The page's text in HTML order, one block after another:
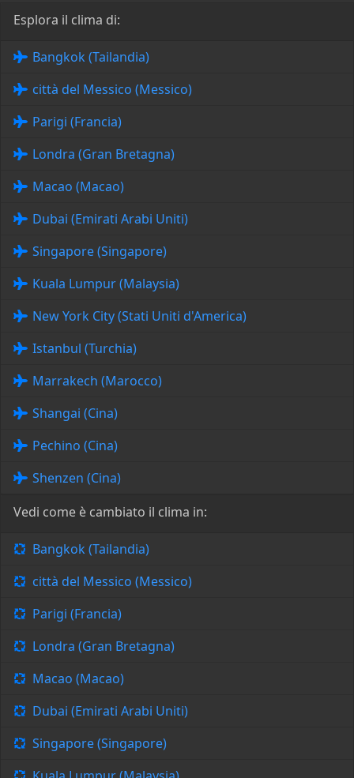
Esplora il clima di:
Bangkok (Tailandia)
città del Messico (Messico)
Parigi (Francia)
Londra (Gran Bretagna)
Macao (Macao)
Dubai (Emirati Arabi Uniti)
Singapore (Singapore)
Kuala Lumpur (Malaysia)
New York City (Stati Uniti d'America)
Istanbul (Turchia)
Marrakech (Marocco)
Shangai (Cina)
Pechino (Cina)
Shenzen (Cina)
Vedi come è cambiato il clima in:
Bangkok (Tailandia)
città del Messico (Messico)
Parigi (Francia)
Londra (Gran Bretagna)
Macao (Macao)
Dubai (Emirati Arabi Uniti)
Singapore (Singapore)